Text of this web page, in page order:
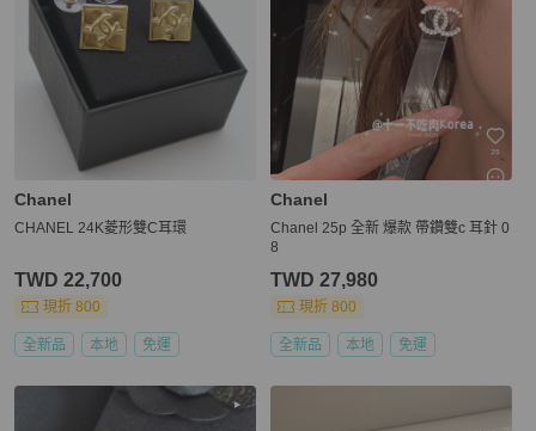
Chanel
CHANEL 24K菱形雙C耳環
TWD 22,700
現折 800
全新品 本地 免運
Chanel
Chanel 25p 全新 爆款 帶鑽雙c 耳針 0
8
TWD 27,980
現折 800
全新品 本地 免運